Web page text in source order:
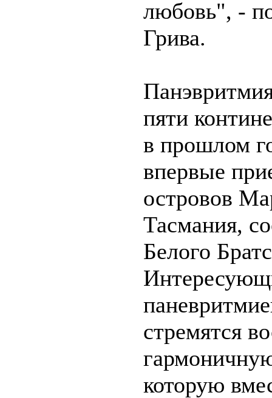
любовь", -
Грива.
пяти
в прошлом
впервые
островов
Тасмания,
Белого
стремятся
которую